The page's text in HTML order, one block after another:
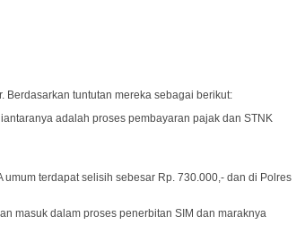
tuntutan mereka sebagai berikut:
adalah proses pembayaran pajak dan STNK
terdapat selisih sebesar Rp. 730.000,- dan di Polres
masuk dalam proses penerbitan SIM dan maraknya